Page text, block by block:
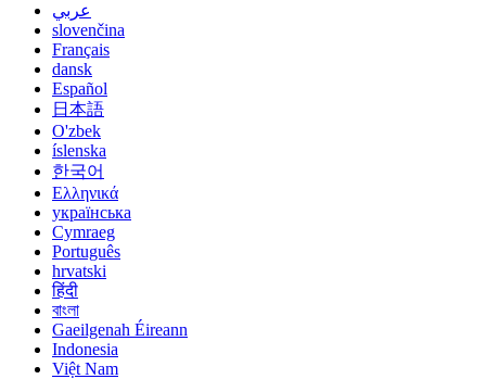
عربي
slovenčina
Français
dansk
Español
日本語
O'zbek
íslenska
한국어
Ελληνικά
українська
Cymraeg
Português
hrvatski
हिंदी
বাংলা
Gaeilgenah Éireann
Indonesia
Việt Nam